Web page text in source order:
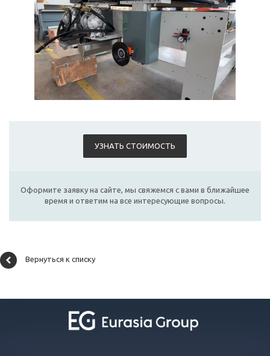
УЗНАТЬ СТОИМОСТЬ
Оформите заявку на сайте, мы свяжемся с вами в ближайшее
время и ответим на все интересующие вопросы.
Вернуться к списку